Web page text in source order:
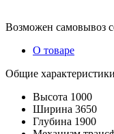
Возможен самовывоз
О товаре
Общие характеристики
Высота 1000
Ширина 3650
Глубина 1900